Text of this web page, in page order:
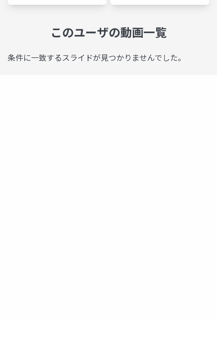
このユーザの動画一覧
条件に一致するスライドが見つかりませんでした。